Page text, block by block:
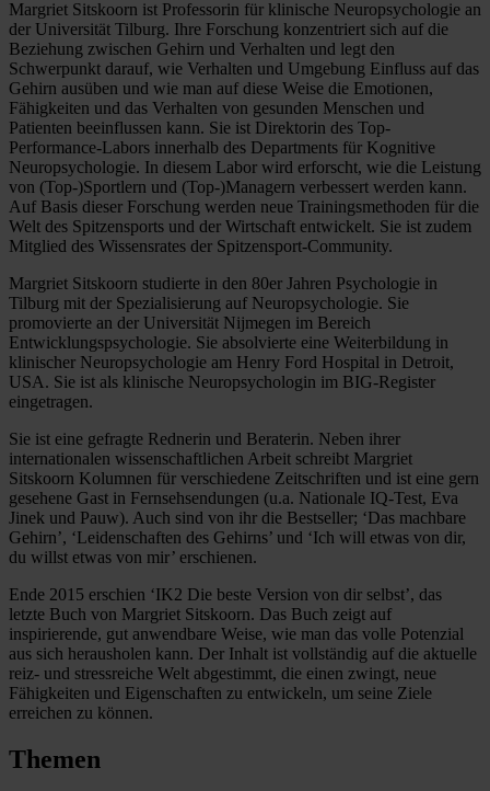
Margriet Sitskoorn ist Professorin für klinische Neuropsychologie an
der Universität Tilburg. Ihre Forschung konzentriert sich auf die
Beziehung zwischen Gehirn und Verhalten und legt den
Schwerpunkt darauf, wie Verhalten und Umgebung Einfluss auf das
Gehirn ausüben und wie man auf diese Weise die Emotionen,
Fähigkeiten und das Verhalten von gesunden Menschen und
Patienten beeinflussen kann. Sie ist Direktorin des Top-
Performance-Labors innerhalb des Departments für Kognitive
Neuropsychologie. In diesem Labor wird erforscht, wie die Leistung
von (Top-)Sportlern und (Top-)Managern verbessert werden kann.
Auf Basis dieser Forschung werden neue Trainingsmethoden für die
Welt des Spitzensports und der Wirtschaft entwickelt. Sie ist zudem
Mitglied des Wissensrates der Spitzensport-Community.
Margriet Sitskoorn studierte in den 80er Jahren Psychologie in
Tilburg mit der Spezialisierung auf Neuropsychologie. Sie
promovierte an der Universität Nijmegen im Bereich
Entwicklungspsychologie. Sie absolvierte eine Weiterbildung in
klinischer Neuropsychologie am Henry Ford Hospital in Detroit,
USA. Sie ist als klinische Neuropsychologin im BIG-Register
eingetragen.
Sie ist eine gefragte Rednerin und Beraterin. Neben ihrer
internationalen wissenschaftlichen Arbeit schreibt Margriet
Sitskoorn Kolumnen für verschiedene Zeitschriften und ist eine gern
gesehene Gast in Fernsehsendungen (u.a. Nationale IQ-Test, Eva
Jinek und Pauw). Auch sind von ihr die Bestseller; ‘Das machbare
Gehirn’, ‘Leidenschaften des Gehirns’ und ‘Ich will etwas von dir,
du willst etwas von mir’ erschienen.
Ende 2015 erschien ‘IK2 Die beste Version von dir selbst’, das
letzte Buch von Margriet Sitskoorn. Das Buch zeigt auf
inspirierende, gut anwendbare Weise, wie man das volle Potenzial
aus sich herausholen kann. Der Inhalt ist vollständig auf die aktuelle
reiz- und stressreiche Welt abgestimmt, die einen zwingt, neue
Fähigkeiten und Eigenschaften zu entwickeln, um seine Ziele
erreichen zu können.
Themen